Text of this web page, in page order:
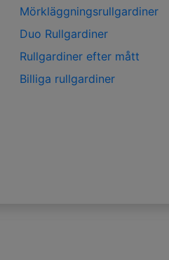
Mörkläggningsrullgardiner
Duo Rullgardiner
Rullgardiner efter mått
Billiga rullgardiner